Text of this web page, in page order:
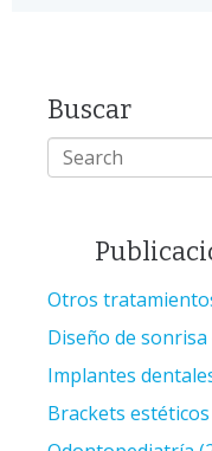
Buscar
Otros
Diseño de sonrisa
Implantes
Brackets estéticos